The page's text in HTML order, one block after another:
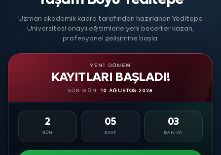
Uzman akademik kadro tarafından hazırlanan Yeditepe
Üniversitesi onaylı eğitimlerle yeni beceriler kazan,
profesyonel gelişimine başla.
YENI DÖNEM
KAYITLARI BAŞLADI!
SON GÜN 10 AĞUSTOS 2026
2
GÜN
05
SAAT
03
DAKIKA